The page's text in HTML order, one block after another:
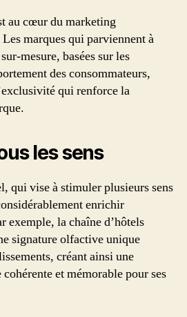
au cœur du marketing
marques qui parviennent à
mesure, basées sur les
des consommateurs,
qui renforce la
les sens
qui vise à stimuler plusieurs sens
enrichir
exemple, la chaîne d’hôtels
signature olfactive unique
créant ainsi une
et mémorable pour ses